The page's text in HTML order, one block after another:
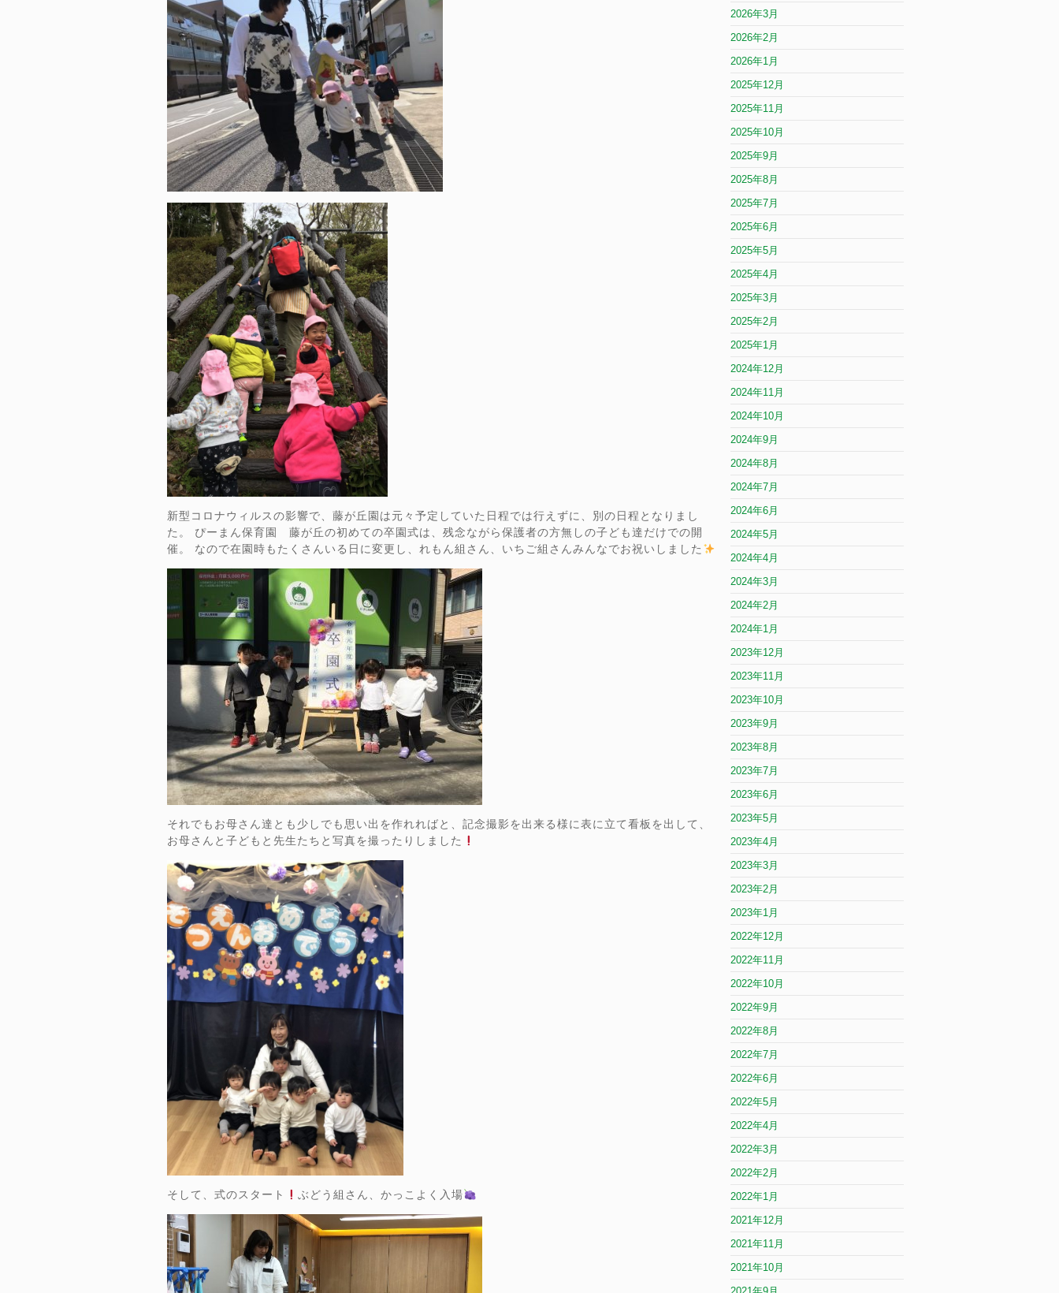
新型コロナウィルスの影響で、藤が丘園は元々予定していた日程では行えずに、別の日程となりまし
た。 ぴーまん保育園 藤が丘の初めての卒園式は、残念ながら保護者の方無しの子ども達だけでの開
催。 なので在園時もたくさんいる日に変更し、れもん組さん、いちご組さんみんなでお祝いしました
それでもお母さん達とも少しでも思い出を作れればと、記念撮影を出来る様に表に立て看板を出して、
お母さんと子どもと先生たちと写真を撮ったりしました
そして、式のスタート ぶどう組さん、かっこよく入場
2026年3月
2026年2月
2026年1月
2025年12月
2025年11月
2025年10月
2025年9月
2025年8月
2025年7月
2025年6月
2025年5月
2025年4月
2025年3月
2025年2月
2025年1月
2024年12月
2024年11月
2024年10月
2024年9月
2024年8月
2024年7月
2024年6月
2024年5月
2024年4月
2024年3月
2024年2月
2024年1月
2023年12月
2023年11月
2023年10月
2023年9月
2023年8月
2023年7月
2023年6月
2023年5月
2023年4月
2023年3月
2023年2月
2023年1月
2022年12月
2022年11月
2022年10月
2022年9月
2022年8月
2022年7月
2022年6月
2022年5月
2022年4月
2022年3月
2022年2月
2022年1月
2021年12月
2021年11月
2021年10月